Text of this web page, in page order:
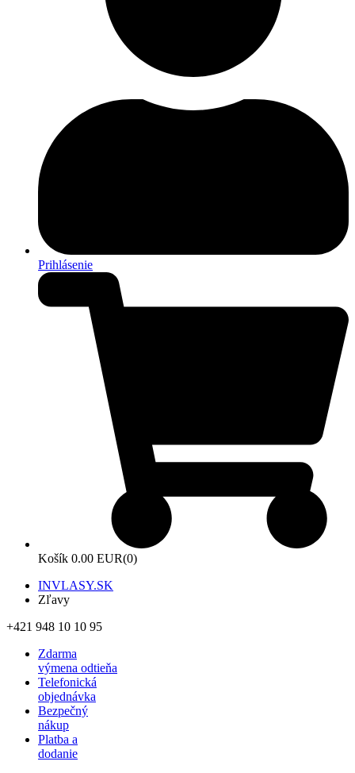
Prihlásenie
Košík 0.00 EUR(0)
INVLASY.SK
Zľavy
+421 948 10 10 95
Zdarma
výmena odtieňa
Telefonická
objednávka
Bezpečný
nákup
Platba a
dodanie